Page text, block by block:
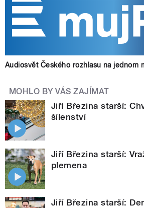
Audiosvět Českého rozhlasu na jednom
MOHLO BY VÁS ZAJÍMAT
Jiří Březina starší:
šílenství
Jiří Březina starší:
plemena
Jiří Březina starší: